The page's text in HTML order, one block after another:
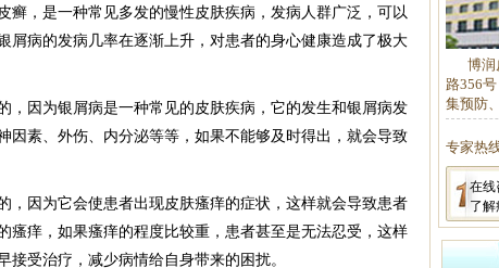
癣，是一种常见多发的慢性皮肤疾病，发病人群广泛，可以
屑病的发病几率在逐渐上升，对患者的身心健康造成了极大
，因为银屑病是一种常见的皮肤疾病，它的发生和银屑病发
因素、外伤、内分泌等等，如果不能够及时得出，就会导致
，因为它会使患者出现皮肤瘙痒的症状，这样就会导致患者
瘙痒，如果瘙痒的程度比较重，患者甚至是无法忍受，这样
受治疗，减少病情给自身带来的困扰。
博润
路356
集预防
专家热
在线
了解